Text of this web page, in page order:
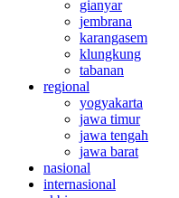
gianyar
jembrana
karangasem
klungkung
tabanan
regional
yogyakarta
jawa timur
jawa tengah
jawa barat
nasional
internasional